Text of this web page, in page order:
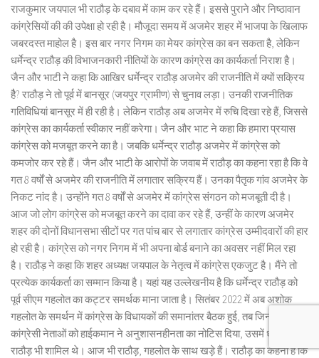
राजकुमार जयपाल भी राठौड़ के दबाव में काम कर रहे हैं। इससे पुराने और निष्ठावान
कांग्रेसियों की की उपेक्षा हो रही है। मौजूदा समय में अजमेर शहर में भाजपा के खिलाफ
जबरदस्त माहोल है। इस बार नगर निगम का मेयर कांग्रेस का बन सकता है, लेकिन
धर्मेन्द्र राठौड़ की विभाजनकारी नीतियों के कारण कांग्रेस का कार्यकर्ता निराश है।
जैन और भाटी ने कहा कि आखिर धर्मेन्द्र राठौड़ अजमेर की राजनीति में क्यों सक्रिय
हैै? राठौड़ ने तो पूर्व में बानसूर (जयपुर ग्रामीण) से चुनाव लड़ा। उनकी राजनीतिक
गतिविधियां बानसूर में ही रही है। लेकिन राठौड़ अब अजमेर में रुचि दिखा रहे हैं, जिससे
कांग्रेस का कार्यकर्ता स्वीकार नहीं करेगा। जैन और भाट ने कहा कि हमारा प्रयास
कांग्रेस को मजबूत करने का है। जबकि धर्मेन्द्र राठौड़ अजमेर में कांग्रेस को
कमजोर कर रहे हैं। जैन और भाटी के आरोपों के जवाब में राठौड़ का कहना रहा है कि वे
गत 8 वर्षों से अजमेर की राजनीति में लगातार सक्रिय हैं। उनका पैतृक गांव अजमेर के
निकट नांद है। उन्होंने गत 8 वर्षों से अजमेर में कांग्रेस संगठन को मजबूती दी है।
आज जो लोग कांग्रेस को मजबूत करने का दावा कर रहे हैं, उन्हीं के कारण अजमेर
शहर की दोनों विधानसभा सीटों पर गत पांच बार से लगातार कांग्रेस उम्मीदवारों की हार
हो रही है। कांग्रेस को नगर निगम में भी अपना बोर्ड बनाने का अवसर नहीं मिल रहा
है। राठौड़ ने कहा कि शहर अध्यक्ष जयपाल के नेतृत्व में कांग्रेस एकजुट है। मैंने तो
प्रत्येक कार्यकर्ता का सम्मान किया है। यहां यह उल्लेखनीय है कि धर्मेन्द्र राठौड़ को
पूर्व सीएम गहलोत का कट्टर समर्थक माना जाता है। सितंबर 2022 में अब अशोक
गहलोत के समर्थन में कांग्रेस के विधायकों की समानांतर बैठक हुई, तब जिन 3
कांग्रेसी नेताओं को हाईकमान ने अनुशासनहीनता का नोटिस दिया, उसमें धर्मेन्द्र
राठौड़ भी शामिल थे। आज भी राठौड़, गहलोत के साथ खड़े हैं। राठौड़ का कहना है कि